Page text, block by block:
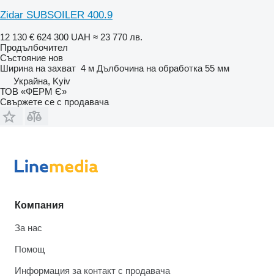
Zidar SUBSOILER 400.9
12 130 € 624 300 UAH ≈ 23 770 лв.
Продълбочител
Състояние нов
Ширина на захват 4 м Дълбочина на обработка 55 мм
Украйна, Kyiv
ТОВ «ФЕРМ Є»
Свържете се с продавача
Компания
За нас
Помощ
Информация за контакт с продавача